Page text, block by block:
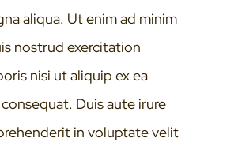
aliqua. Ut enim ad minim
nostrud exercitation
nisi ut aliquip ex ea
Duis aute irure
in voluptate velit